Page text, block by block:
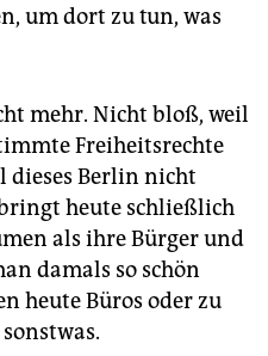
um dort zu tun, was
mehr. Nicht bloß, weil
Freiheitsrechte
dieses Berlin nicht
heute schließlich
als ihre Bürger und
damals so schön
heute Büros oder zu